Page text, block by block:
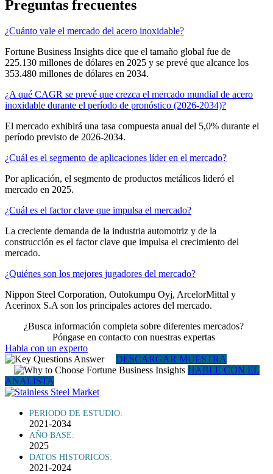
Preguntas frecuentes
¿Cuánto vale el mercado del acero inoxidable?
Fortune Business Insights dice que el tamaño global fue de
225.130 millones de dólares en 2025 y se prevé que alcance los
353.480 millones de dólares en 2034.
¿A qué CAGR se prevé que crezca el mercado mundial de acero
inoxidable durante el período de pronóstico (2026-2034)?
El mercado exhibirá una tasa compuesta anual del 5,0% durante el
período previsto de 2026-2034.
¿Cuál es el segmento de aplicaciones líder en el mercado?
Por aplicación, el segmento de productos metálicos lideró el
mercado en 2025.
¿Cuál es el factor clave que impulsa el mercado?
La creciente demanda de la industria automotriz y de la
construcción es el factor clave que impulsa el crecimiento del
mercado.
¿Quiénes son los mejores jugadores del mercado?
Nippon Steel Corporation, Outokumpu Oyj, ArcelorMittal y
Acerinox S.A son los principales actores del mercado.
¿Busca información completa sobre diferentes mercados?
Póngase en contacto con nuestras expertas
Habla con un experto
DESCARGAR MUESTRA
HABLE CON EL
ANALISTA
PERIODO DE ESTUDIO:
2021-2034
AÑO BASE:
2025
DATOS HISTORICOS:
2021-2024